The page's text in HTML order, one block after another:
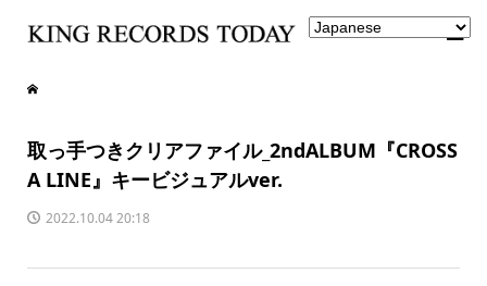
取っ手つきクリアファイル_2ndALBUM『CROSS
A LINE』キービジュアルver.
2022.10.04 20:18